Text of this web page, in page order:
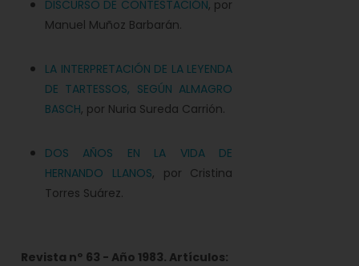
DISCURSO DE CONTESTACIÓN, por
Manuel Muñoz Barbarán.
LA INTERPRETACIÓN DE LA LEYENDA
DE TARTESSOS, SEGÚN ALMAGRO
BASCH, por Nuria Sureda Carrión.
DOS AÑOS EN LA VIDA DE
HERNANDO LLANOS, por Cristina
Torres Suárez.
Revista nº 63 - Año 1983. Artículos: